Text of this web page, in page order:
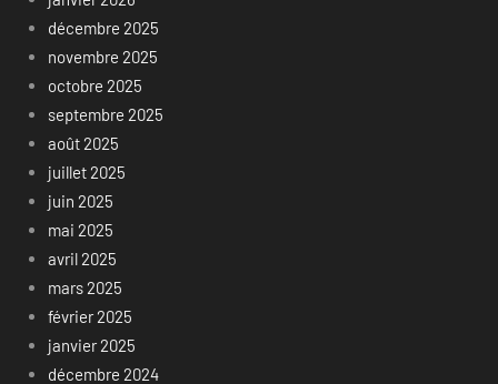
décembre 2025
novembre 2025
octobre 2025
septembre 2025
août 2025
juillet 2025
juin 2025
mai 2025
avril 2025
mars 2025
février 2025
janvier 2025
décembre 2024